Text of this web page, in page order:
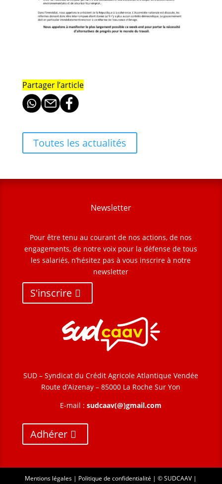
Partager l’article
Toutes les actualités
Newsletter
Pour être tenu au courant de nos actions, de nos
engagements, de notre voix pour la défense de tous
les salariés, n’hésitez pas à vous inscrire à notre
newsletter
S'inscrire
SUD – Syndicat du Crédit Agricole Atlantique Vendée
Route d’Aizenay – 85000 La Roche Sur Yon
E-mail :sudcaav(@)gmail.com
Adhérer
Mentions légales | Politique de confidentialité | © SUDCAAV |